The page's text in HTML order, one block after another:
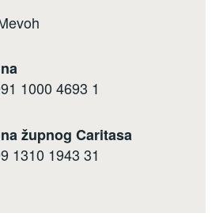
1000 4693 1
župnog Caritasa
1310 1943 31